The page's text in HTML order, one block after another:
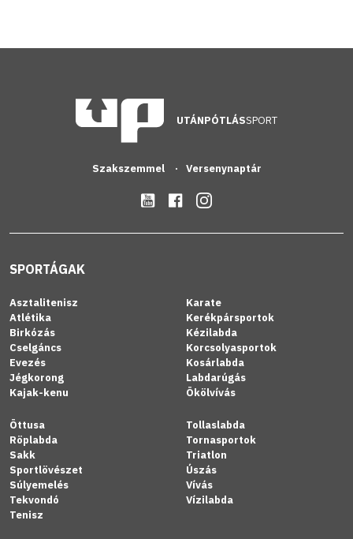
UTÁNPÓTLÁSSPORT
Szakszemmel Versenynaptár
SPORTÁGAK
Asztalitenisz
Atlétika
Birkózás
Cselgáncs
Evezés
Jégkorong
Kajak-kenu
Karate
Kerékpársportok
Kézilabda
Korcsolyasportok
Kosárlabda
Labdarúgás
Ökölvívás
Öttusa
Röplabda
Sakk
Sportlövészet
Súlyemelés
Tekvondó
Tenisz
Tollaslabda
Tornasportok
Triatlon
Úszás
Vívás
Vízilabda